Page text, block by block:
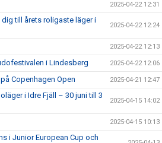
2025-04-22 12:31
till årets roligaste läger i
2025-04-22 12:24
2025-04-22 12:13
i Lindesberg 2025-04-22 12:06
Copenhagen Open 2025-04-21 12:47
i Idre Fjäll – 30 juni till 3
2025-04-15 14:02
2025-04-15 10:13
i Junior European Cup och